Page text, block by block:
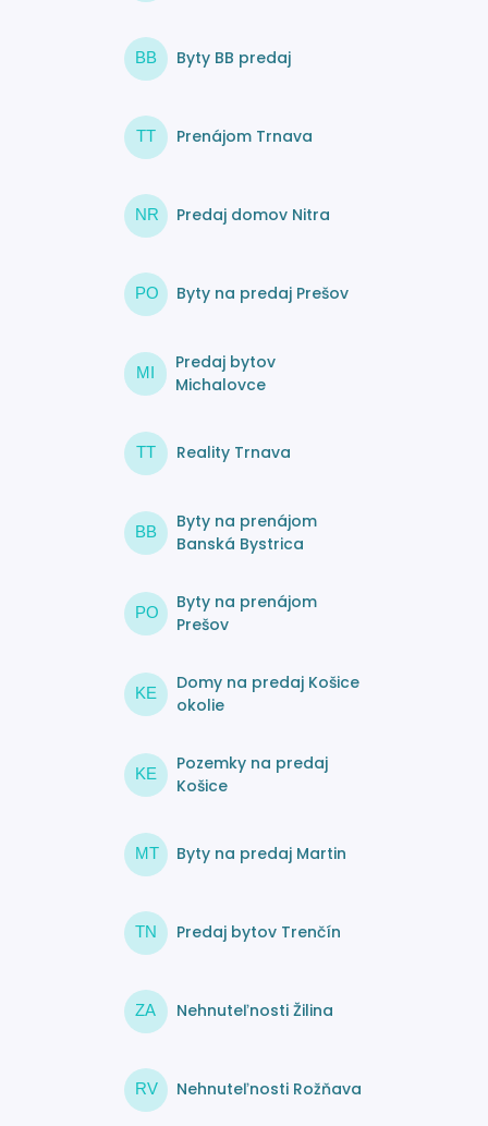
BB Byty BB predaj
TT Prenájom Trnava
NR Predaj domov Nitra
PO Byty na predaj Prešov
MI
Predaj bytov
Michalovce
TT Reality Trnava
BB
Byty na prenájom
Banská Bystrica
PO
Byty na prenájom
Prešov
KE
Domy na predaj Košice
okolie
KE
Pozemky na predaj
Košice
MT Byty na predaj Martin
TN Predaj bytov Trenčín
ZA Nehnuteľnosti Žilina
RV Nehnuteľnosti Rožňava